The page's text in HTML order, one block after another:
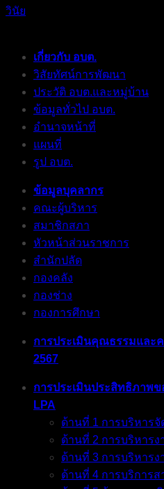
วินัย
เกี่ยวกับ อบต.
วิสัยทัศน์การพัฒนา
ประวัติ อบต.และหมู่บ้าน
ข้อมูลทั่วไป อบต.
อำนาจหน้าที่
แผนที่
รูป อบต.
ข้อมูลบุคลากร
คณะผู้บริหาร
สมาชิกสภา
หัวหน้าส่วนราชการ
สำนักปลัด
กองคลัง
กองช่าง
กองการศึกษา
การประเมินคุณธรรมและ
2567
การประเมินประสิทธิภาพ
LPA
ด้านที่ 1 การบริหารจั
ด้านที่ 2 การบริหาร
ด้านที่ 3 การบริหารง
ด้านที่ 4 การบริการ